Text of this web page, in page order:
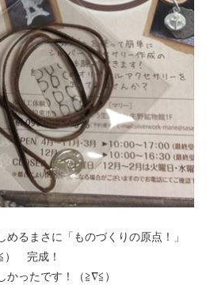
るまさに「ものづくりの原点！」
） 完成！
ったです！（≧∇≦）